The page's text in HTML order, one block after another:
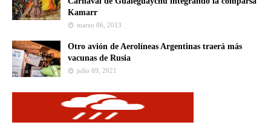
Kamarr
marzo 06, 2013
Otro avión de Aerolíneas Argentinas traerá más
vacunas de Rusia
julio 09, 2021